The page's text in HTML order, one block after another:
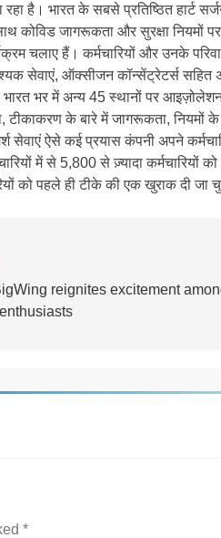
है। भारत के सबसे प्रतिष्ठित हार्ट
कोविड जागरूकता और सुरक्षा नियमों
चलाए हैं। कर्मचारियों और उनके
सेवाएं, ऑक्सीजन कॉन्सेंट्रेटर्स सहित
भर में अन्य 45 स्थानों पर आइज़ोलेशन
टीकाकरण के बारे में जागरूकता, नियमों के
सेवाएं ऐसे कई प्रयास कंपनी अपने
में से 5,800 से ज़्यादा कर्मचारियों को
को पहले ही टीके की एक खुराक दी जा
reignites excitement
*